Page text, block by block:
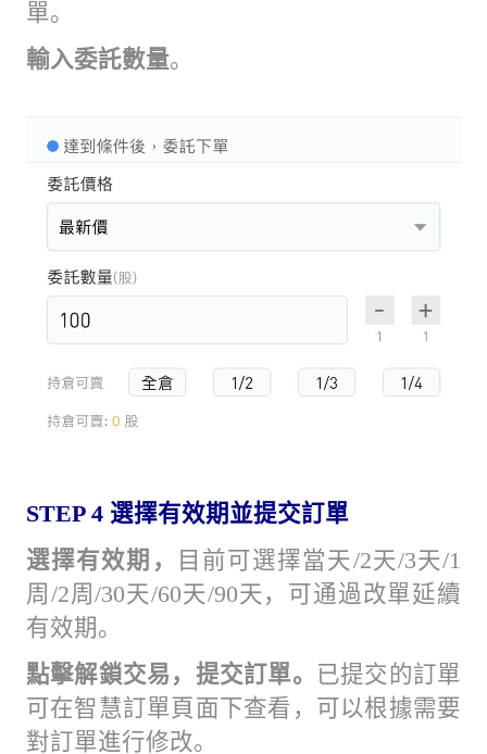
單。
輸入委託數量。
STEP 4 選擇有效期並提交訂單
選擇有效期，
目前可選擇當天/2天/3天/1
周/2周/30天/60天/90天，可通過改單延續
有效期。
點擊解鎖交易，提交訂單。 已提交的訂單
可在智慧訂單頁面下查看，可以根據需要
對訂單進行修改。